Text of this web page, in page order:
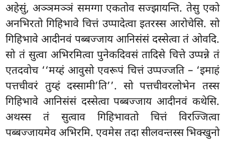
अहेसुं, अञ्ञमञ्ञं समग्गा एकतोव सज्झायन्ति. तेसु एको
अनभिरतो गिहिभावे चित्तं उप्पादेत्वा इतरस्स आरोचेसि. सो
गिहिभावे आदीनवं पब्बज्जाय आनिसंसंदस्सेत्वा तं ओवदि.
सो तं सुत्वा अभिरमित्वा पुनेकदिवसं तादिसे चित्ते उप्पन्ने तं
एतदवोच ‘‘मय्हं आवुसो एवरूपं चित्तं उप्पज्जति – ‘इमाहं
पत्तचीवरं तुय्हं दस्सामी’ति’’. सो पत्तचीवरलोभेन तस्स
गिहिभावे आनिसंसं दस्सेत्वा पब्बज्जाय आदीनवं कथेसि.
अथस्स तं सुत्वाव गिहिभावतो चित्तं विरज्जित्वा
पब्बज्जायमेव अभिरमि. एवमेस तदा सीलवन्तस्स भिक्खुनो